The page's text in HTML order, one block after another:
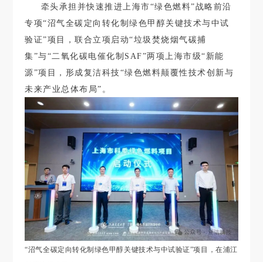
牵头承担并快速推进上海市“绿色燃料”战略前沿
专项“沼气全碳定向转化制绿色甲醇关键技术与中试
验证”项目，联合立项启动“垃圾焚烧烟气碳捕
集”与“二氧化碳电催化制SAF”两项上海市级“新能
源”项目，形成复洁科技“绿色燃料颠覆性技术创新与
未来产业总体布局”。
“沼气全碳定向转化制绿色甲醇关键技术与中试验证”项目，在浦江